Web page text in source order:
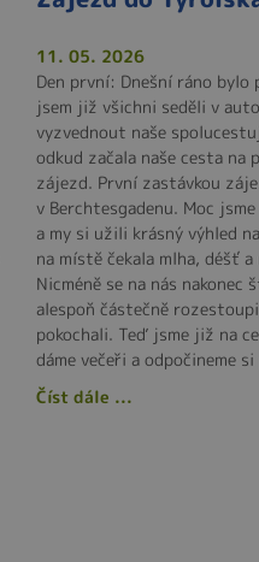
11. 05. 2026
Den první: Dnešní ráno bylo
jsem již všichni seděli v
vyzvednout naše
odkud začala naše cesta na
zájezd. První zastávkou
v Berchtesgadenu. Moc
a my si užili krásný výhled
na místě čekala mlha, déšť
Nicméně se na nás nakonec
alespoň částečně
pokochali. Teď jsme již na
dáme večeři a odpočineme
Číst dále ...